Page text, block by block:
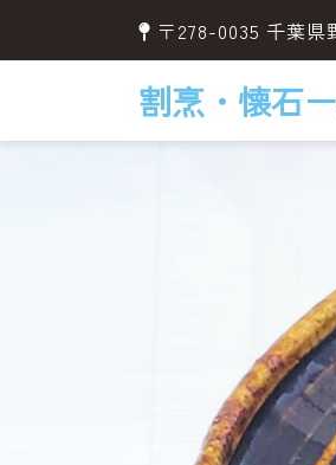
〒278-0035 千葉県
割烹・懐石